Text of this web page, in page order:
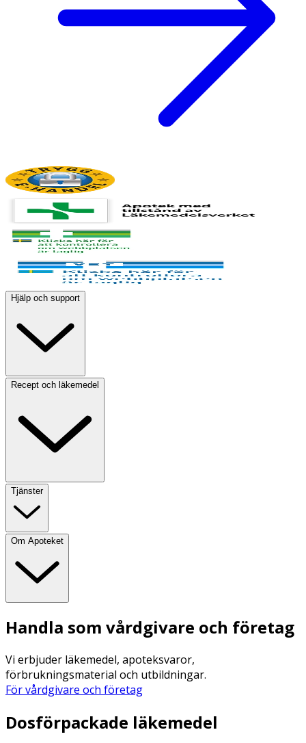
Hjälp och support
Recept och läkemedel
Tjänster
Om Apoteket
Handla som vårdgivare och företag
Vi erbjuder läkemedel, apoteksvaror,
förbrukningsmaterial och utbildningar.
För vårdgivare och företag
Dosförpackade läkemedel